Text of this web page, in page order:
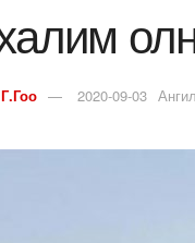
Г.Гоо 2020-09-03